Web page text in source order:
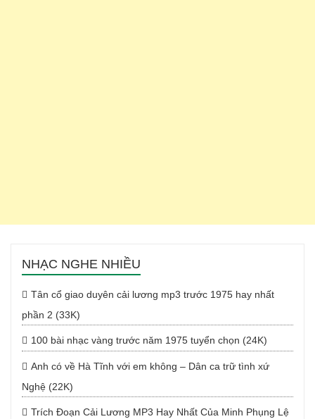
NHẠC NGHE NHIỀU
Tân cổ giao duyên cải lương mp3 trước 1975 hay nhất
phần 2 (33K)
100 bài nhạc vàng trước năm 1975 tuyển chọn (24K)
Anh có về Hà Tĩnh với em không – Dân ca trữ tình xứ
Nghệ (22K)
Trích Đoạn Cải Lương MP3 Hay Nhất Của Minh Phụng Lệ